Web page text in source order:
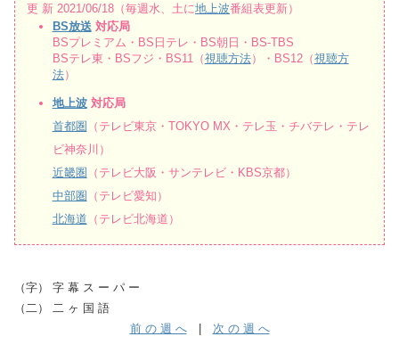
更 新 2021/06/18（毎週水、土に地上波番組表更新）
BS放送 対応局
BSプレミアム・BS日テレ・BS朝日・BS-TBS
BSテレ東・BSフジ・BS11（視聴方法）・BS12（視聴方
法）
地上波対応局
首都圏 （テレビ東京・TOKYO MX・テレ玉・チバテレ・テレ
ビ神奈川）
近畿圏 （テレビ大阪・サンテレビ・KBS京都）
中部圏 （テレビ愛知）
北海道 （テレビ北海道）
（字） 字 幕 ス ー パ ー
（二） 二 ヶ 国 語
前 の 週 へ| 次 の 週 へ